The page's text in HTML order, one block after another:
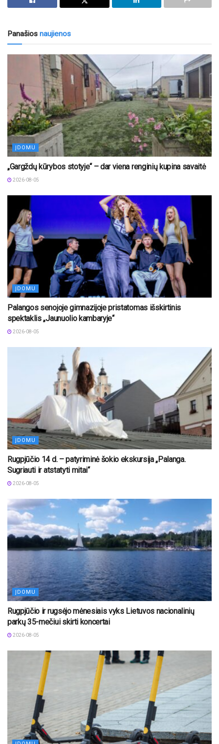
Panašios naujienos
ĮDOMU
„Gargždų kūrybos stotyje“ – dar viena renginių kupina savaitė
2026-08-05
ĮDOMU
Palangos senojoje gimnazijoje pristatomas išskirtinis
spektaklis „Jaunuolio kambaryje“
2026-08-05
ĮDOMU
Rugpjūčio 14 d. – patyriminė šokio ekskursija „Palanga.
Sugriauti ir atstatyti mitai“
2026-08-05
ĮDOMU
Rugpjūčio ir rugsėjo mėnesiais vyks Lietuvos nacionalinių
parkų 35-mečiui skirti koncertai
2026-08-05